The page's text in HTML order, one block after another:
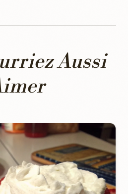
Aussi